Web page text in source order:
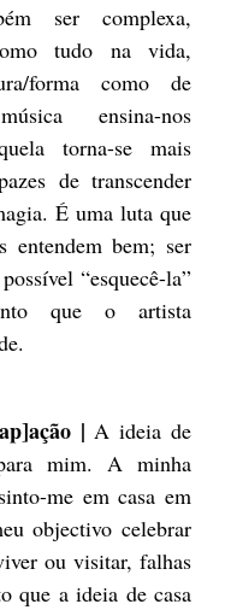
ser complexa,
tudo na vida,
forma como de
ensina-nos
torna-se mais
de transcender
É uma luta que
entendem bem; ser
“esquecê-la”
que o artista
| A ideia de
mim. A minha
me em casa em
objectivo celebrar
ou visitar, falhas
que a ideia de casa